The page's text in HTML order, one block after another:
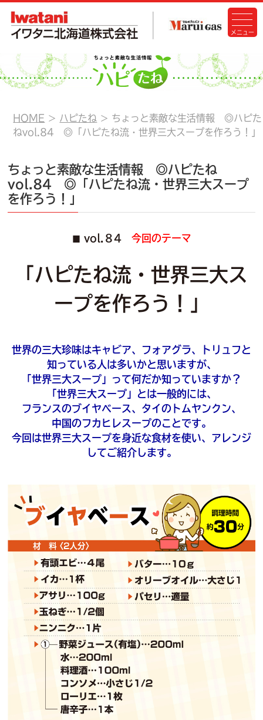
HOME ハピたね
ちょっと素敵な生活情報 ◎ハピた
ねvol.84 ◎「ハピたね流・世界三大スープを作ろう！」
ちょっと素敵な生活情報 ◎ハピたね
vol.84 ◎「ハピたね流・世界三大スープ
を作ろう！」
vol.８4 今回のテーマ
「ハピたね流・世界三大ス
ープを作ろう！」
世界の三大珍味はキャビア、フォアグラ、トリュフと
知っている人は多いかと思いますが、
「世界三大スープ」って何だか知っていますか？
「世界三大スープ」とは一般的には、
フランスのブイヤベース、タイのトムヤンクン、
中国のフカヒレスープのことです。
今回は世界三大スープを身近な食材を使い、アレンジ
してご紹介します。